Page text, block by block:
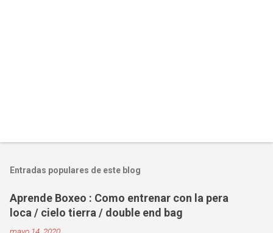
Entradas populares de este blog
Aprende Boxeo : Como entrenar con la pera
loca / cielo tierra / double end bag
mayo 14, 2020